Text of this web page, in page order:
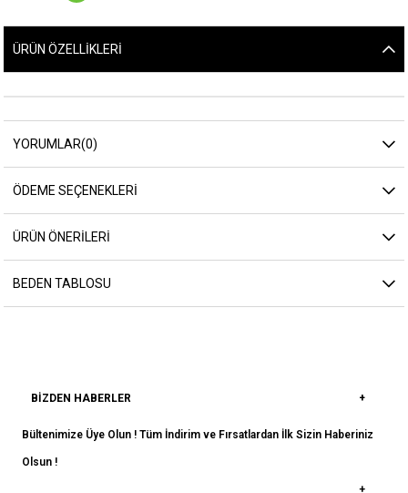
ÜRÜN ÖZELLIKLERI
YORUMLAR(0)
ÖDEME SEÇENEKLERI
ÜRÜN ÖNERILERI
BEDEN TABLOSU
BIZDEN HABERLER
Bültenimize Üye Olun ! Tüm İndirim ve Fırsatlardan İlk Sizin Haberiniz
Olsun !